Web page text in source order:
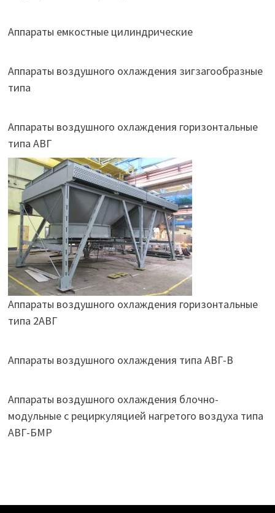
Аппараты емкостные цилиндрические
Аппараты воздушного охлаждения зигзагообразные
типа
Аппараты воздушного охлаждения горизонтальные
типа АВГ
Аппараты воздушного охлаждения горизонтальные
типа 2АВГ
Аппараты воздушного охлаждения типа АВГ-В
Аппараты воздушного охлаждения блочно-
модульные с рециркуляцией нагретого воздуха типа
АВГ-БМР